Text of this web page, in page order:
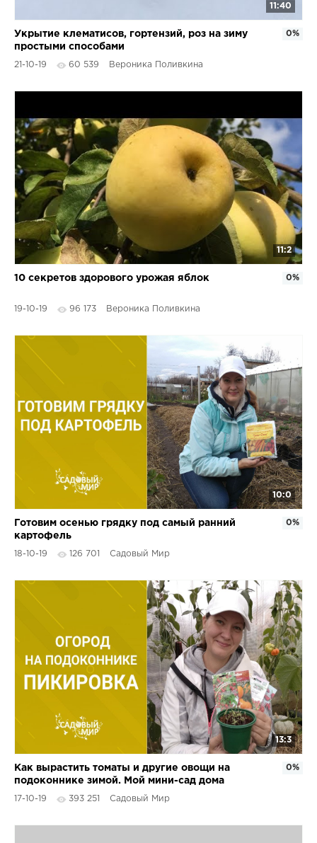
11:40
Укрытие клематисов, гортензий, роз на зиму
простыми способами
21-10-19 60 539 Вероника Поливкина
0%
11:2
10 секретов здорового урожая яблок
19-10-19 96 173 Вероника Поливкина
0%
10:0
Готовим осенью грядку под самый ранний
картофель
18-10-19 126 701 Садовый Мир
0%
13:3
Как вырастить томаты и другие овощи на
подоконнике зимой. Мой мини-сад дома
17-10-19 393 251 Садовый Мир
0%